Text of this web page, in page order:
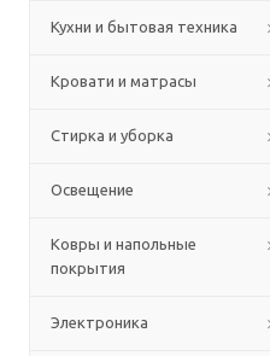
Кухни и бытовая техника
Кровати и матрасы
Стирка и уборка
Освещение
Ковры и напольные
покрытия
Электроника